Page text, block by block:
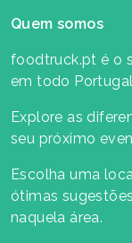
Quem somos
foodtruck.pt é o
em todo
Explore as
seu próximo
Escolha uma
ótimas
naquela área.